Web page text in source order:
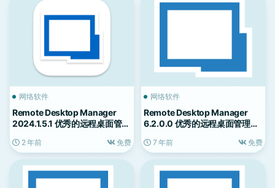
网络软件
Remote Desktop Manager
2024.1.5.1 优秀的远程桌面管理
2 年前 免费
网络软件
Remote Desktop Manager
6.2.0.0 优秀的远程桌面管理应
7 年前 免费